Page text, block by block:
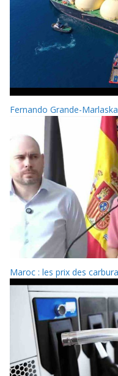
Fernando Grande-
Maroc : les prix des